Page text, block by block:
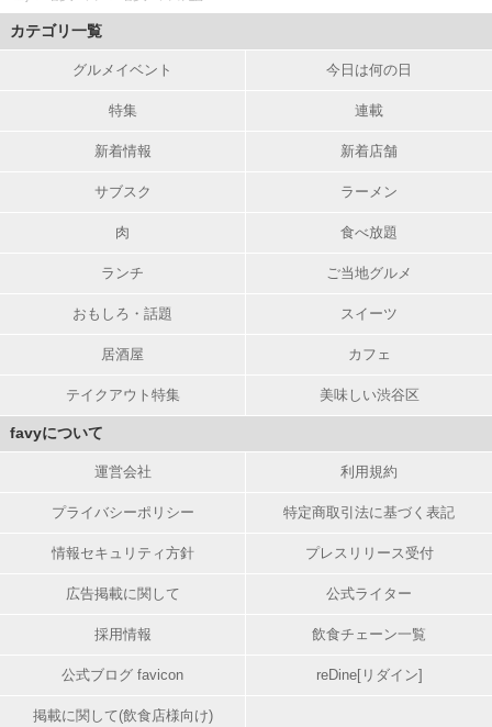
カテゴリ一覧
グルメイベント 今日は何の日
特集 連載
新着情報 新着店舗
サブスク ラーメン
肉 食べ放題
ランチ ご当地グルメ
おもしろ・話題 スイーツ
居酒屋 カフェ
テイクアウト特集 美味しい渋谷区
favyについて
運営会社 利用規約
プライバシーポリシー 特定商取引法に基づく表記
情報セキュリティ方針 プレスリリース受付
広告掲載に関して 公式ライター
採用情報 飲食チェーン一覧
公式ブログ favicon reDine[リダイン]
掲載に関して(飲食店様向け)